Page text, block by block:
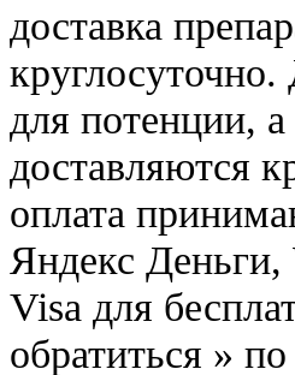
доставка
для потенции,
доставляются
оплата
Яндекс Деньги,
Visa для
обратиться »